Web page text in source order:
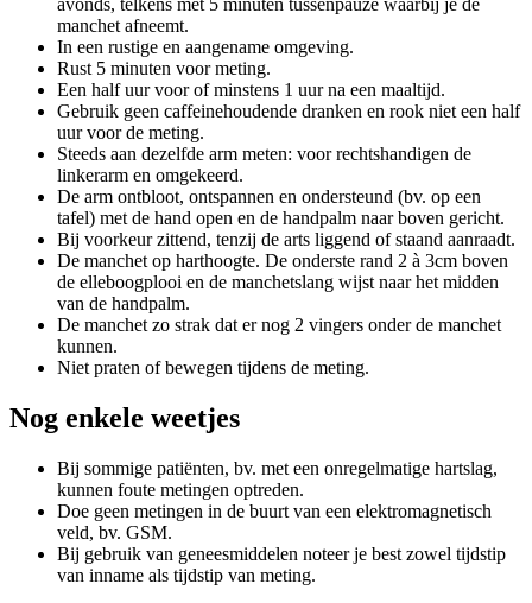
avonds, telkens met 5 minuten tussenpauze waarbij je de
manchet afneemt.
In een rustige en aangename omgeving.
Rust 5 minuten voor meting.
Een half uur voor of minstens 1 uur na een maaltijd.
Gebruik geen caffeinehoudende dranken en rook niet een half
uur voor de meting.
Steeds aan dezelfde arm meten: voor rechtshandigen de
linkerarm en omgekeerd.
De arm ontbloot, ontspannen en ondersteund (bv. op een
tafel) met de hand open en de handpalm naar boven gericht.
Bij voorkeur zittend, tenzij de arts liggend of staand aanraadt.
De manchet op harthoogte. De onderste rand 2 à 3cm boven
de elleboogplooi en de manchetslang wijst naar het midden
van de handpalm.
De manchet zo strak dat er nog 2 vingers onder de manchet
kunnen.
Niet praten of bewegen tijdens de meting.
Nog enkele weetjes
Bij sommige patiënten, bv. met een onregelmatige hartslag,
kunnen foute metingen optreden.
Doe geen metingen in de buurt van een elektromagnetisch
veld, bv. GSM.
Bij gebruik van geneesmiddelen noteer je best zowel tijdstip
van inname als tijdstip van meting.